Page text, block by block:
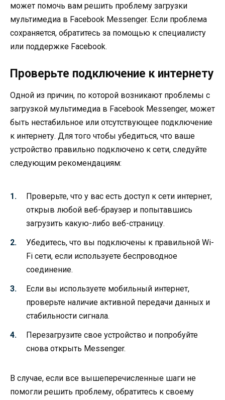
может помочь вам решить проблему загрузки
мультимедиа в Facebook Messenger. Если проблема
сохраняется, обратитесь за помощью к специалисту
или поддержке Facebook.
Проверьте подключение к интернету
Одной из причин, по которой возникают проблемы с
загрузкой мультимедиа в Facebook Messenger, может
быть нестабильное или отсутствующее подключение
к интернету. Для того чтобы убедиться, что ваше
устройство правильно подключено к сети, следуйте
следующим рекомендациям:
Проверьте, что у вас есть доступ к сети интернет,
открыв любой веб-браузер и попытавшись
загрузить какую-либо веб-страницу.
Убедитесь, что вы подключены к правильной Wi-
Fi сети, если используете беспроводное
соединение.
Если вы используете мобильный интернет,
проверьте наличие активной передачи данных и
стабильности сигнала.
Перезагрузите свое устройство и попробуйте
снова открыть Messenger.
В случае, если все вышеперечисленные шаги не
помогли решить проблему, обратитесь к своему